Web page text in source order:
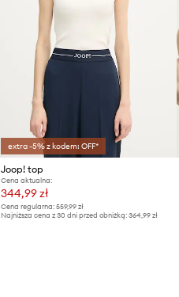
extra -5% z kodem: OFF*
Joop! top
Cena aktualna:
344,99 zł
Cena regularna: 559,99 zł
Najniższa cena z 30 dni przed obniżką: 364,99 zł